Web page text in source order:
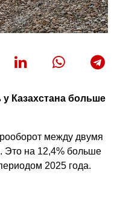
Казахстана больше
между двумя
Это на 12,4% больше
2025 года.